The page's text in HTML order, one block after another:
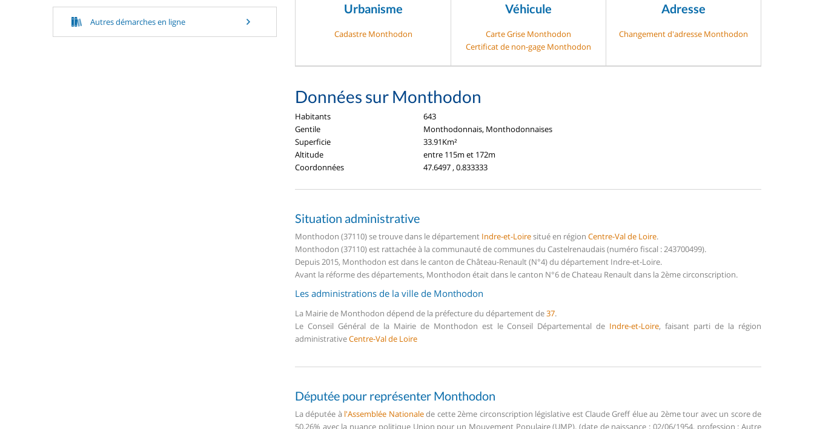
Autres démarches en ligne
Urbanisme
Cadastre Monthodon
Véhicule
Carte Grise Monthodon
Certificat de non-gage Monthodon
Adresse
Changement d'adresse Monthodon
Données sur Monthodon
Habitants
643
Gentile
Monthodonnais, Monthodonnaises
Superficie
33.91Km²
Altitude
entre 115m et 172m
Coordonnées
47.6497 , 0.833333
Situation administrative
Monthodon (37110) se trouve dans le département Indre-et-Loiresitué en région Centre-Val de Loire.
Monthodon (37110) est rattachée à la communauté de communes du Castelrenaudais (numéro fiscal : 243700499).
Depuis 2015, Monthodon est dans le canton de Château-Renault (N°4) du département Indre-et-Loire.
Avant la réforme des départements, Monthodon était dans le canton N°6 de Chateau Renault dans la 2ème circonscription.
Les administrations de la ville de Monthodon
La Mairie de Monthodon dépend de la préfecture du département de37.
Le Conseil Général de la Mairie de Monthodon est le Conseil Départemental de Indre-et-Loire, faisant parti de la région
administrativeCentre-Val de Loire
Députée pour représenter Monthodon
La députée à l'Assemblée Nationalede cette 2ème circonscription législative est Claude Greff élue au 2ème tour avec un score de
50,26% avec la nuance politique Union pour un Mouvement Populaire (UMP). (date de naissance : 02/06/1954, profession : Autre